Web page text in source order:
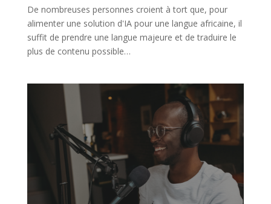
De nombreuses personnes croient à tort que, pour
alimenter une solution d'IA pour une langue africaine, il
suffit de prendre une langue majeure et de traduire le
plus de contenu possible…